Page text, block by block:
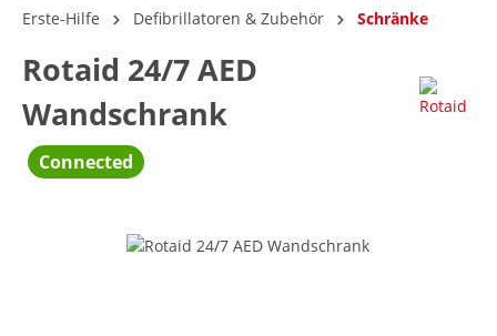
Erste-Hilfe Defibrillatoren & Zubehör Schränke
Rotaid 24/7 AED
Wandschrank
Connected